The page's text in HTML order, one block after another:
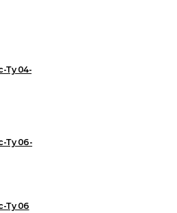
Ту 04-
Ту 06-
Ту 06